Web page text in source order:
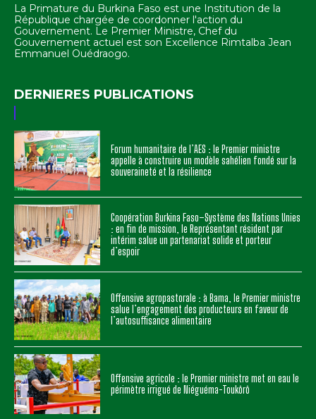
La Primature du Burkina Faso est une Institution de la
République chargée de coordonner l'action du
Gouvernement. Le Premier Ministre, Chef du
Gouvernement actuel est son Excellence Rimtalba Jean
Emmanuel Ouédraogo.
DERNIERES PUBLICATIONS
Forum humanitaire de l’AES : le Premier ministre
appelle à construire un modèle sahélien fondé sur la
souveraineté et la résilience
Coopération Burkina Faso–Système des Nations Unies
: en fin de mission, le Représentant résident par
intérim salue un partenariat solide et porteur
d’espoir
Offensive agropastorale : à Bama, le Premier ministre
salue l’engagement des producteurs en faveur de
l’autosuffisance alimentaire
Offensive agricole : le Premier ministre met en eau le
périmètre irrigué de Niéguéma-Toukôrô